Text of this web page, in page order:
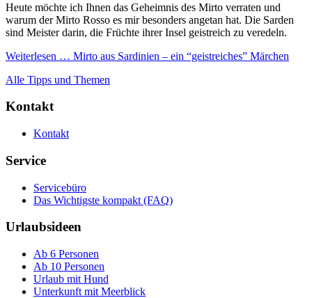
Heute möchte ich Ihnen das Geheimnis des Mirto verraten und
warum der Mirto Rosso es mir besonders angetan hat. Die Sarden
sind Meister darin, die Früchte ihrer Insel geistreich zu veredeln.
Weiterlesen … Mirto aus Sardinien – ein “geistreiches” Märchen
Alle Tipps und Themen
Kontakt
Kontakt
Service
Servicebüro
Das Wichtigste kompakt (FAQ)
Urlaubsideen
Ab 6 Personen
Ab 10 Personen
Urlaub mit Hund
Unterkunft mit Meerblick